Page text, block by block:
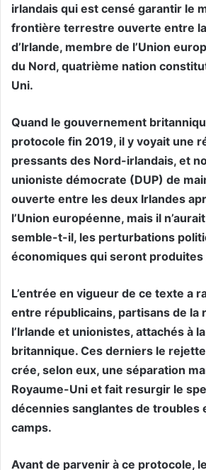
irlandais qui est censé garantir le
frontière terrestre ouverte entre
d’Irlande, membre de l’Union
du Nord, quatrième nation
Uni.
Quand le gouvernement
protocole fin 2019, il y voyait une
pressants des Nord-irlandais, et
unioniste démocrate (DUP) de
ouverte entre les deux Irlandes
l’Union européenne, mais il
semble-t-il, les perturbations
économiques qui seront produites
L’entrée en vigueur de ce texte a
entre républicains, partisans de la
l’Irlande et unionistes, attachés à
britannique. Ces derniers le
crée, selon eux, une séparation
Royaume-Uni et fait resurgir le
décennies sanglantes de troubles
camps.
Avant de parvenir à ce protocole,